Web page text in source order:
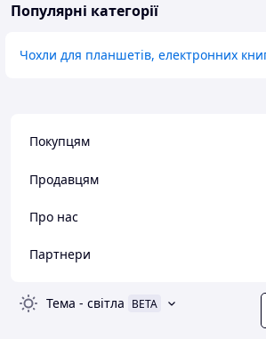
Популярні категорії
Чохли для планшетів, електронних
Покупцям
Продавцям
Про нас
Партнери
Тема - світла BETA